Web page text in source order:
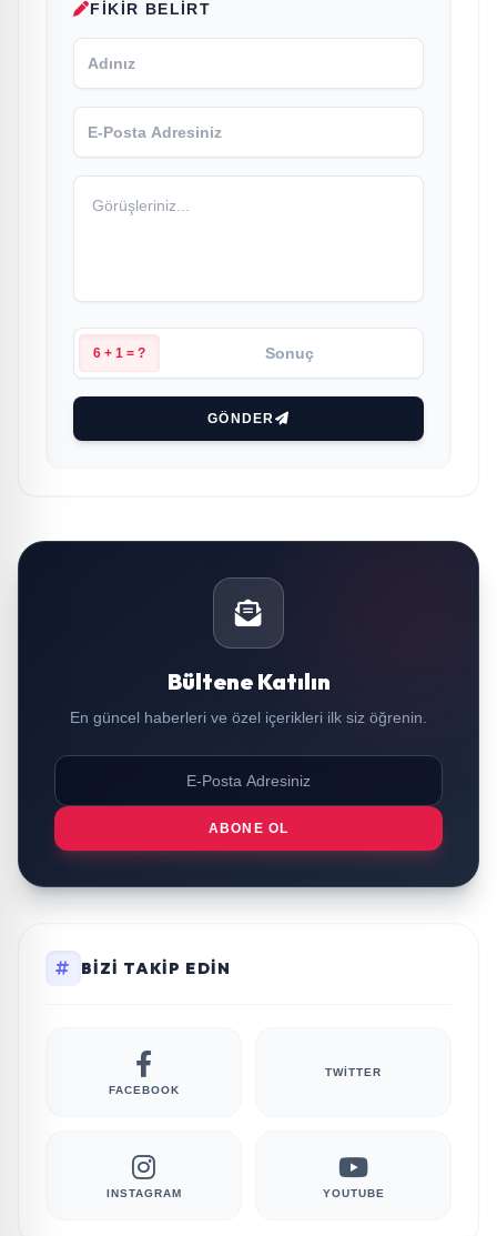
FIKIR BELIRT
6 + 1 = ?
GÖNDER
Bültene Katılın
En güncel haberleri ve özel içerikleri ilk siz öğrenin.
ABONE OL
BIZI TAKIP EDIN
FACEBOOK
TWITTER
INSTAGRAM YOUTUBE